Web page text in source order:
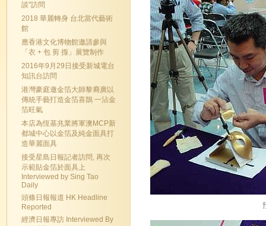
談"訪問
2018 華麗轉身 台北當代藝術
館
應香港文化博物館邀請參與
「衣 + 包 剪 揼」展覽制作
2016年9月29日接受新城電台
知訊台訪問
港灣豪庭邀金箔大師黎裔廣以
傳統手藝打造金箔喜鵲 一沾金
箔旺氣
本店為恆基兆業將軍澳MCP新
都城中心以金箔及純金面具打
造華麗面具
接受星島日報記者訪問, 再次
示範貼金箔於面具上
Interviewed by Sing Tao
Daily
頭條日報報道 HK Headline
Reported
經濟日報專訪 Interviewed By